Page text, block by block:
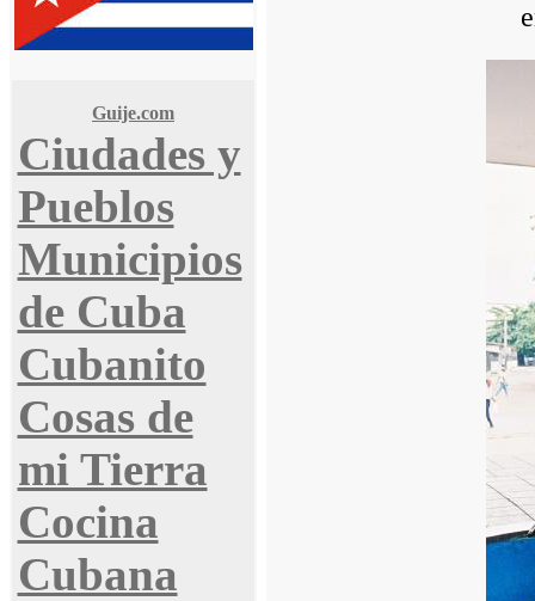
Guije.com
Ciudades y
Pueblos
Municipios
de Cuba
Cubanito
Cosas de
mi Tierra
Cocina
Cubana